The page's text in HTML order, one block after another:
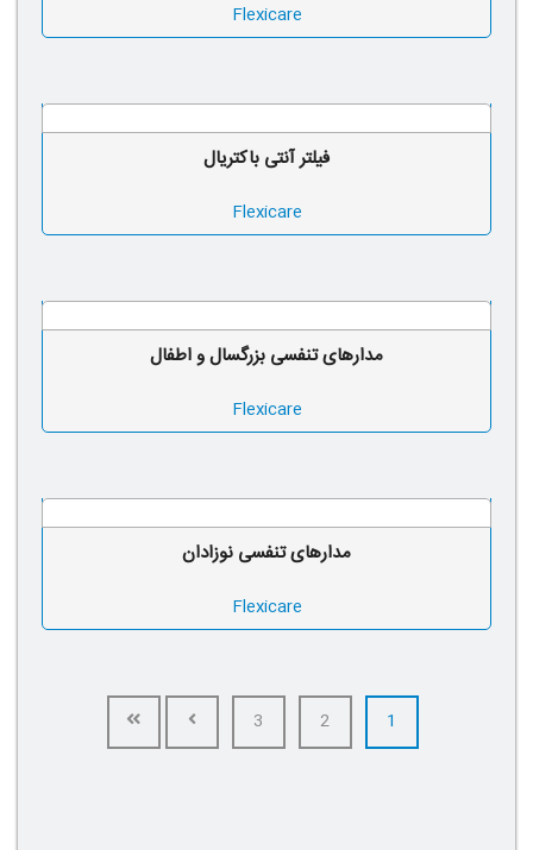
Flexicare
فیلتر آنتی باکتریال
Flexicare
مدارهای تنفسی بزرگسال و اطفال
Flexicare
مدارهای تنفسی نوزادان
Flexicare
1
2
3